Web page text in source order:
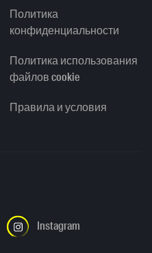
Политика
конфиденциальности
Политика использования
файлов cookie
Правила и условия
Instagram